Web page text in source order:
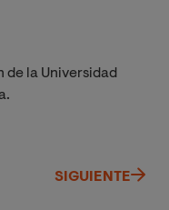
de la Universidad
SIGUIENTE